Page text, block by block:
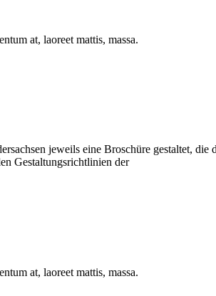
at, laoreet mattis, massa.
jeweils eine Broschüre gestaltet, die
Gestaltungsrichtlinien der
at, laoreet mattis, massa.